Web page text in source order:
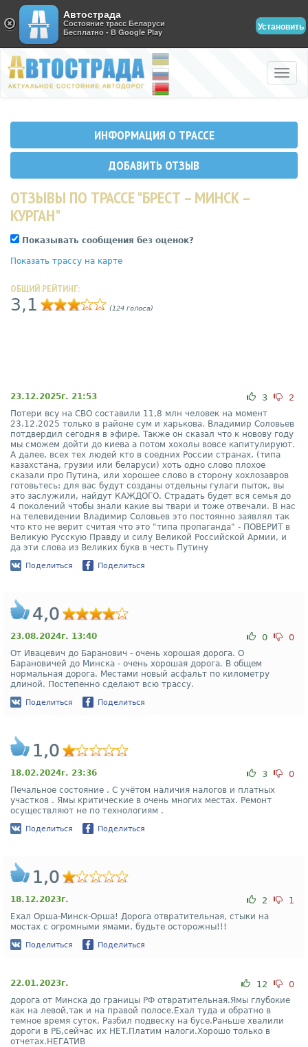
Автострада
Состояние трасс Беларуси
Бесплатно - В Google Play
Установить
Toggle
ИНФОРМАЦИЯ О ТРАССЕ
ДОБАВИТЬ ОТЗЫВ
ОТЗЫВЫ ПО ТРАССЕ "БРЕСТ – МИНСК –
КУРГАН"
Показывать сообщения без оценок?
Показать трассу на карте
ОБЩИЙ РЕЙТИНГ:
3,1 (124 голоса)
23.12.2025г. 21:53 3 2
Потери всу на СВО составили 11,8 млн человек на момент
23.12.2025 только в районе сум и харькова. Владимир Соловьев
потдвердил сегодня в эфире. Также он сказал что к новову году
мы сможем дойти до киева а потом хохолы вовсе капитулируют.
А далее, всех тех людей кто в соедних России странах, (типа
казахстана, грузии или беларуси) хоть одно слово плохое
сказали про Путина, или хорошее слово в сторону хохлозавров
готовьтесь: для вас будут созданы отдельны гулаги пыток, вы
это заслужили, найдут КАЖДОГО. Страдать будет вся семья до
4 поколений чтобы знали какие вы твари и тоже отвечали. В нас
на телевидении Владимир Соловьев это постоянно заявлял так
что кто не верит считая что это "типа пропаганда" - ПОВЕРИТ в
Великую Русскую Правду и силу Великой Российской Армии, и
да эти слова из Великих букв в честь Путину
Поделиться Поделиться
4,0
23.08.2024г. 13:40 0 0
От Ивацевич до Баранович - очень хорошая дорога. О
Барановичей до Минска - очень хорошая дорога. В общем
нормальная дорога. Местами новый асфальт по километру
длиной. Постепенно сделают всю трассу.
Поделиться Поделиться
1,0
18.02.2024г. 23:36 3 0
Печальное состояние . С учётом наличия налогов и платных
участков . Ямы критические в очень многих местах. Ремонт
осуществляют не по технологиям .
Поделиться Поделиться
1,0
18.12.2023г. 2 1
Ехал Орша-Минск-Орша! Дорога отвратительная, стыки на
мостах с огромными ямами, будьте осторожны!!!
Поделиться Поделиться
22.01.2023г. 12 0
дорога от Минска до границы РФ отвратительная.Ямы глубокие
как на левой,так и на правой полосе.Ехал туда и обратно в
темное время суток. Разбил подвеску на бусе.Раньше хвалили
дороги в РБ,сейчас их НЕТ.Платим налоги.Хорошо только в
отчетах.НЕГАТИВ